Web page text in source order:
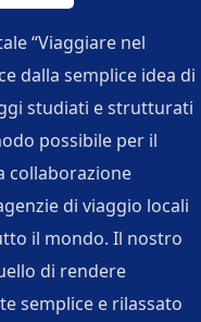
“Viaggiare nel
dalla semplice idea di
studiati e strutturati
possibile per il
collaborazione
di viaggio locali
il mondo. Il nostro
di rendere
semplice e rilassato